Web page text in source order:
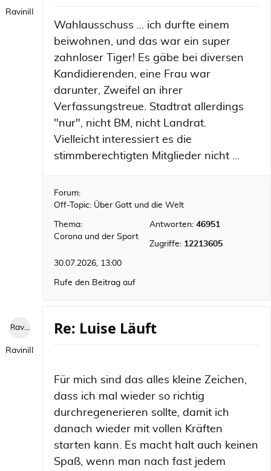
RaviniII
Wahlausschuss ... ich durfte einem
beiwohnen, und das war ein super
zahnloser Tiger! Es gäbe bei diversen
Kandidierenden, eine Frau war
darunter, Zweifel an ihrer
Verfassungstreue. Stadtrat allerdings
"nur", nicht BM, nicht Landrat.
Vielleicht interessiert es die
stimmberechtigten Mitglieder nicht ...
Forum:
Off-Topic: Über Gott und die Welt
Thema:
Corona und der Sport
Antworten: 46951
Zugriffe: 12213605
30.07.2026, 13:00
Rufe den Beitrag auf
RaviniII
RaviniII
Re: Luise Läuft
Für mich sind das alles kleine Zeichen,
dass ich mal wieder so richtig
durchregenerieren sollte, damit ich
danach wieder mit vollen Kräften
starten kann. Es macht halt auch keinen
Spaß, wenn man nach fast jedem